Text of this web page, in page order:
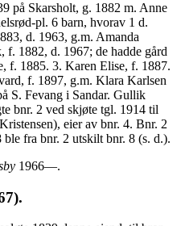
på Skarsholt, g. 1882 m. Anne
pl. 6 barn, hvorav 1 d.
d. 1963, g.m. Amanda
1882, d. 1967; de hadde gård
f. 1885. 3. Karen Elise, f. 1887.
f. 1897, g.m. Klara Karlsen
S. Fevang i Sandar. Gullik
bnr. 2 ved skjøte tgl. 1914 til
eier av bnr. 4. Bnr. 2
fra bnr. 2 utskilt bnr. 8 (s. d.).
1966—.